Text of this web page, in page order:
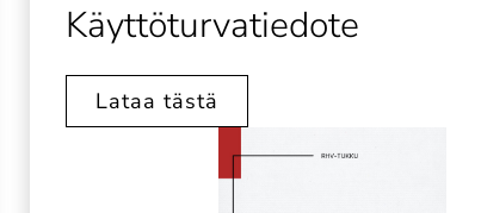
Käyttöturvatiedote
Lataa tästä